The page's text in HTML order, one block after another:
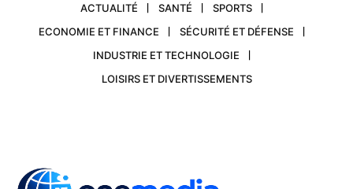
ACTUALITÉ SANTÉ
SPORTS
ECONOMIE ET FINANCE
SÉCURITÉ ET DÉFENSE
INDUSTRIE ET TECHNOLOGIE
LOISIRS ET DIVERTISSEMENTS